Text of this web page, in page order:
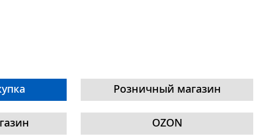
Розничный магазин
OZON